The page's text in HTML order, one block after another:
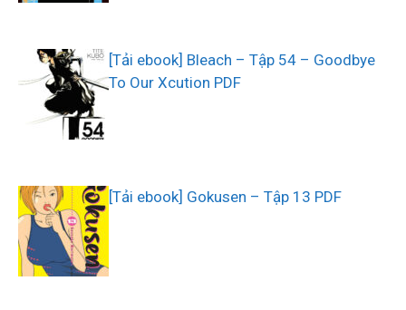
[Tải ebook] Bleach – Tập 54 – Goodbye
To Our Xcution PDF
[Tải ebook] Gokusen – Tập 13 PDF